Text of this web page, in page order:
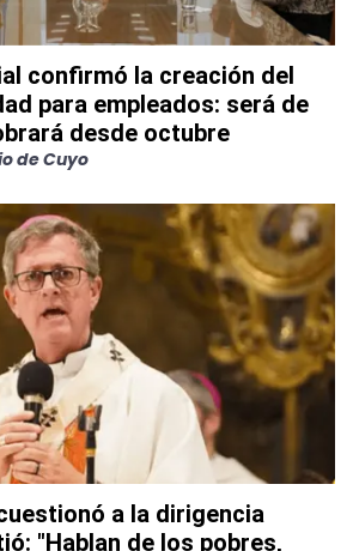
confirmó la creación del
para empleados: será de
desde octubre
de Cuyo
a la dirigencia
"Hablan de los pobres,